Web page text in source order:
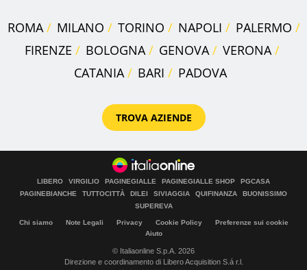
ROMA MILANO TORINO NAPOLI
PALERMO
FIRENZE
BOLOGNA GENOVA
VERONA
CATANIA
BARI PADOVA
TROVA AZIENDE
LIBERO VIRGILIO PAGINEGIALLE PAGINEGIALLE SHOP
PGCASA
PAGINEBIANCHE
TUTTOCITTÀ DILEI SIVIAGGIA QUIFINANZA
BUONISSIMO
SUPEREVA
Chi siamo Note Legali Privacy Cookie Policy
Preferenze sui cookie
Aiuto
© Italiaonline S.p.A. 2026
Direzione e coordinamento di Libero Acquisition S.á r.l.